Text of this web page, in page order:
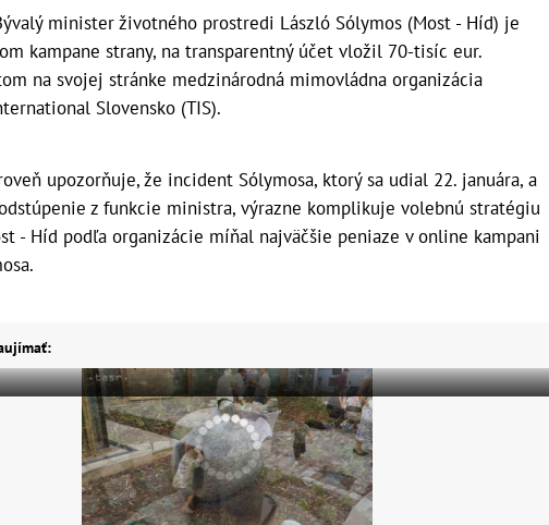
minister životného prostredi László Sólymos (Most - Híd) je
kampane strany, na transparentný účet vložil 70-tisíc eur.
na svojej stránke medzinárodná mimovládna organizácia
Slovensko (TIS).
upozorňuje, že incident Sólymosa, ktorý sa udial 22. januára, a
z funkcie ministra, výrazne komplikuje volebnú stratégiu
- Híd podľa organizácie míňal najväčšie peniaze v online kampani